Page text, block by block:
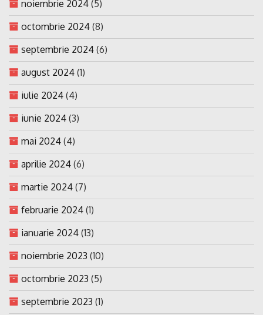
noiembrie 2024 (5)
octombrie 2024 (8)
septembrie 2024 (6)
august 2024 (1)
iulie 2024 (4)
iunie 2024 (3)
mai 2024 (4)
aprilie 2024 (6)
martie 2024 (7)
februarie 2024 (1)
ianuarie 2024 (13)
noiembrie 2023 (10)
octombrie 2023 (5)
septembrie 2023 (1)